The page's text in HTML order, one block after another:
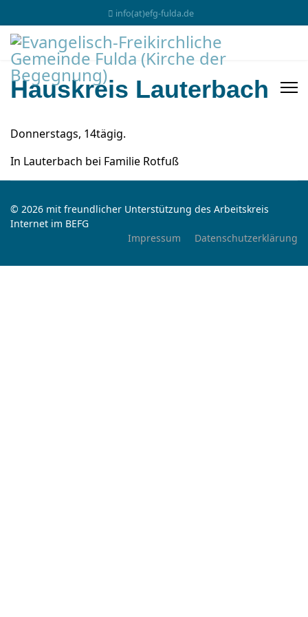
info(at)efg-fulda.de
Hauskreis Lauterbach
Donnerstags, 14tägig.
In Lauterbach bei Familie Rotfuß
© 2026 mit freundlicher Unterstützung des Arbeitskreis
Internet im BEFG
Impressum
Datenschutzerklärung